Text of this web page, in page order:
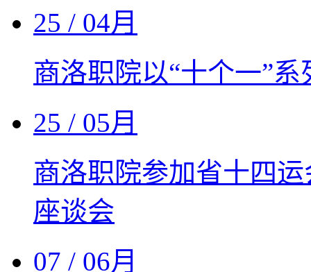
25 / 04月
商洛职院以“十个一”
25 / 05月
商洛职院参加省十四
座谈会
07 / 06月